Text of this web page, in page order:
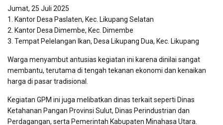
Jumat, 25 Juli 2025
1. Kantor Desa Paslaten, Kec. Likupang Selatan
2. Kantor Desa Dimembe, Kec. Dimembe
3. Tempat Pelelangan Ikan, Desa Likupang Dua, Kec. Likupang
Warga menyambut antusias kegiatan ini karena dinilai sangat
membantu, terutama di tengah tekanan ekonomi dan kenaikan
harga di pasar tradisional.
Kegiatan GPM ini juga melibatkan dinas terkait seperti Dinas
Ketahanan Pangan Provinsi Sulut, Dinas Perindustrian dan
Perdagangan, serta Pemerintah Kabupaten Minahasa Utara.